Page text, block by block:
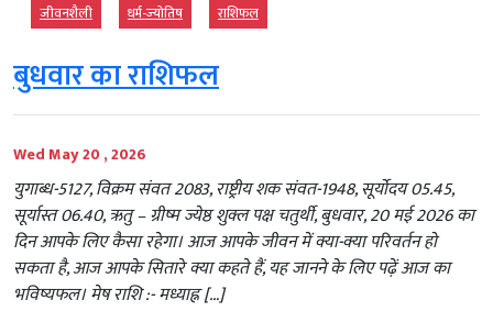
जीवनशैली धर्म-ज्‍योतिष राशिफल
बुधवार का राशिफल
Wed May 20 , 2026
युगाब्ध-5127, विक्रम संवत 2083, राष्ट्रीय शक संवत-1948, सूर्योदय 05.45,
सूर्यास्त 06.40, ऋतु – ग्रीष्म ज्येष्ठ शुक्ल पक्ष चतुर्थी, बुधवार, 20 मई 2026 का
दिन आपके लिए कैसा रहेगा। आज आपके जीवन में क्या-क्या परिवर्तन हो
सकता है, आज आपके सितारे क्या कहते हैं, यह जानने के लिए पढ़ें आज का
भविष्यफल। मेष राशि :- मध्याह्न […]